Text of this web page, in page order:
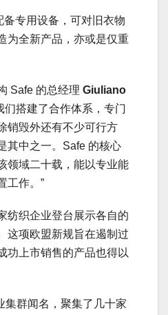
专用设备，可对旧衣物
为全新产品，亦或是仅重
Safe 的总经理 Giuliano
们搭建了合作体系，专门
销毁外还有不少可行方
其中之一。Safe 的核心
领域二十载，能以专业能
工作。”
纺织企业登台展示各自的
这项欧盟新规旨在遏制过
功上市销售的产品也得以
集群闻名，聚集了几十家